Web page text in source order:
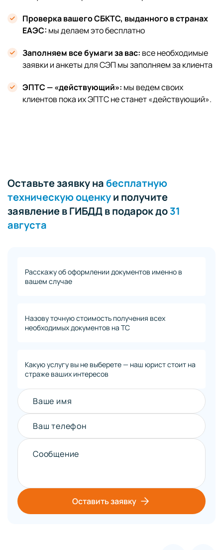
Проверка вашего СБКТС, выданного в странах
ЕАЭС: мы делаем это бесплатно
Заполняем все бумаги за вас: все необходимые
заявки и анкеты для СЭП мы заполняем за клиента
ЭПТС — «действующий»: мы ведем своих
клиентов пока их ЭПТС не станет «действующий».
Оставьте заявку набесплатную
техническую оценкуи получите
заявление в ГИБДД в подарок до31
августа
Расскажу об оформлении документов именно в
вашем случае
Назову точную стоимость получения всех
необходимых документов на ТС
Какую услугу вы не выберете — наш юрист стоит на
страже ваших интересов
Ваше имя
Ваш телефон
Сообщение
Оставить заявку